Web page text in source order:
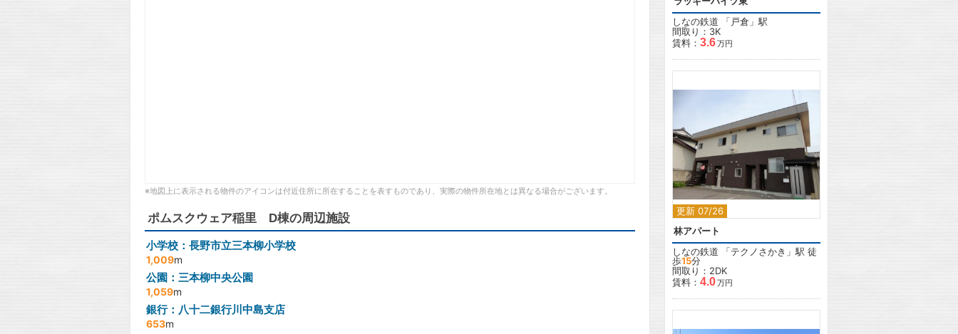
※地図上に表示される物件のアイコンは付近住所に所在することを表すものであり、実際の物件所在地とは異なる場合がございます。
ポムスクウェア稲里 D棟の周辺施設
小学校：長野市立三本柳小学校
1,009m
公園：三本柳中央公園
1,059m
銀行：八十二銀行川中島支店
653m
しなの鉄道 「戸倉 」駅
間取り：3K
賃料： 3.6万円
更新 07/26
林アパート
しなの鉄道 「テクノさかき 」駅 徒
歩15分
間取り：2DK
賃料： 4.0万円